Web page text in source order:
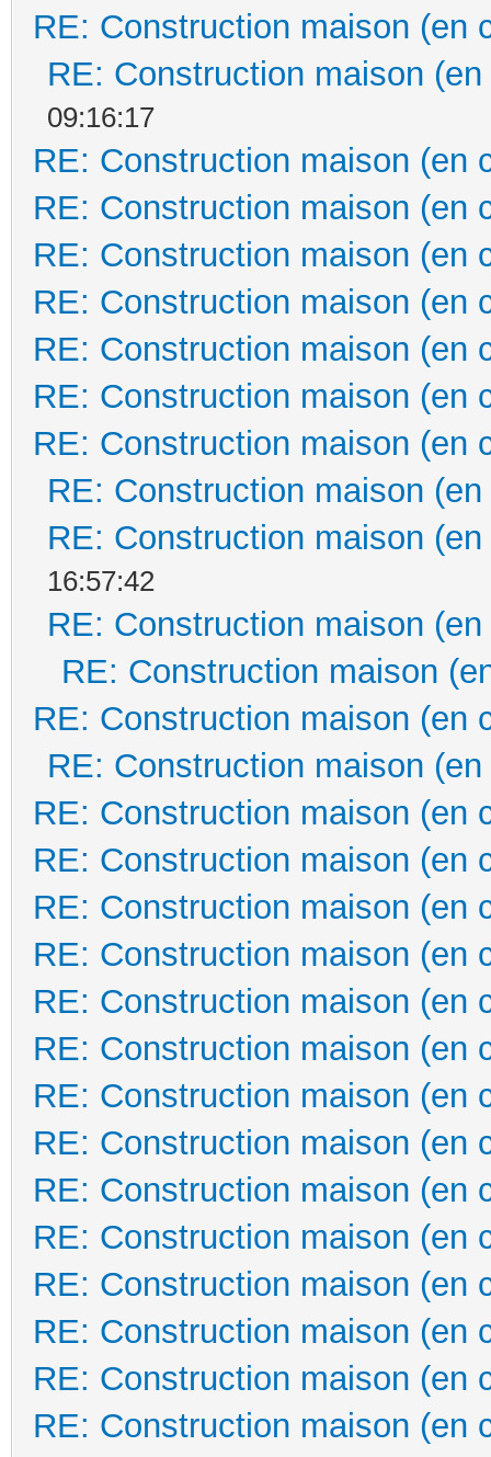
RE: Construction maison (en
RE: Construction maison
09:16:17
RE: Construction maison (en
RE: Construction maison (en
RE: Construction maison (en
RE: Construction maison (en
RE: Construction maison (en
RE: Construction maison (en
RE: Construction maison (en
RE: Construction maison
RE: Construction maison
16:57:42
RE: Construction maison
RE: Construction maison
RE: Construction maison (en
RE: Construction maison
RE: Construction maison (en
RE: Construction maison (en
RE: Construction maison (en
RE: Construction maison (en
RE: Construction maison (en
RE: Construction maison (en
RE: Construction maison (en
RE: Construction maison (en
RE: Construction maison (en
RE: Construction maison (en
RE: Construction maison (en
RE: Construction maison (en
RE: Construction maison (en
RE: Construction maison (en